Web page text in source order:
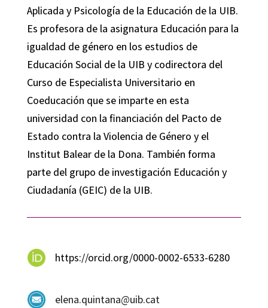
Aplicada y Psicología de la Educación de la UIB.
Es profesora de la asignatura Educación para la
igualdad de género en los estudios de
Educación Social de la UIB y codirectora del
Curso de Especialista Universitario en
Coeducación que se imparte en esta
universidad con la financiación del Pacto de
Estado contra la Violencia de Género y el
Institut Balear de la Dona. También forma
parte del grupo de investigación Educación y
Ciudadanía (GEIC) de la UIB.
https://orcid.org/0000-0002-6533-6280
elena.quintana@uib.cat